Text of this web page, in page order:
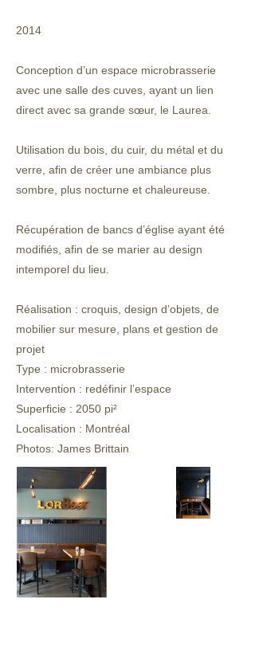
2014
Conception d’un espace microbrasserie
avec une salle des cuves, ayant un lien
direct avec sa grande sœur, le Laurea.
Utilisation du bois, du cuir, du métal et du
verre, afin de créer une ambiance plus
sombre, plus nocturne et chaleureuse.
Récupération de bancs d’église ayant été
modifiés, afin de se marier au design
intemporel du lieu.
Réalisation : croquis, design d’objets, de
mobilier sur mesure, plans et gestion de
projet
Type : microbrasserie
Intervention : redéfinir l’espace
Superficie : 2050 pi²
Localisation : Montréal
Photos: James Brittain